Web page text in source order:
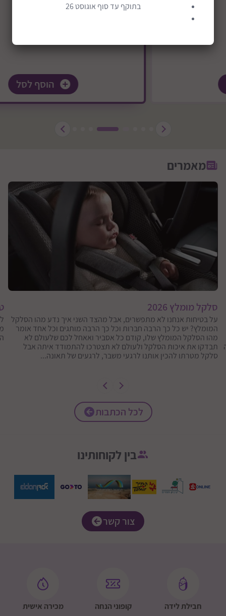
מאמרים
סלקל מומלץ 2026
על בטיחות אנחנו לא מתפשרים, אבל מהצד השני איך נדע מהו הסלקל
המומלץ? יש כל כך הרבה חברות וכל כך הרבה מותגים וכל אחד אומר
מהו הסלקל המומלץ שלו, קודם כל אסביר ואאחל לכם שלעולם לא
תבדקו את איכות הסלקל ולעולם לא תצטרכו להתמודד איתה אבל
סלקל מטרתו להכין אותנו לרגעי משבר, לרגעים של תאונה...
לכל הכתבות
בין לקוחותינו
צור קשר
חבילת לידה קופוני הנחה מכירה אישית
בתוקף עד סוף אוגוסט 26